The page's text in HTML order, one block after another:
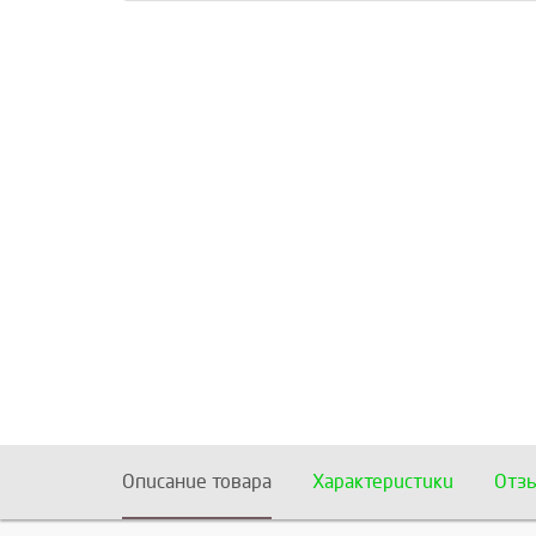
Описание товара Характеристики